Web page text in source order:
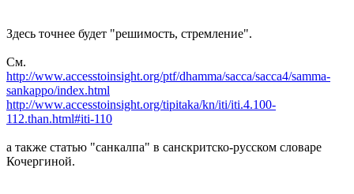
Здесь точнее будет "решимость, стремление".
См.
http://www.accesstoinsight.org/ptf/dhamma/sacca/sacca4/samma-
sankappo/index.html
http://www.accesstoinsight.org/tipitaka/kn/iti/iti.4.100-
112.than.html#iti-110
а также статью "санкалпа" в санскритско-русском словаре
Кочергиной.